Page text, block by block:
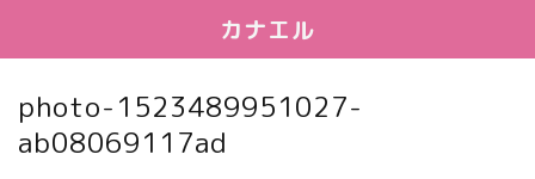
カナエル
photo-1523489951027-
ab08069117ad